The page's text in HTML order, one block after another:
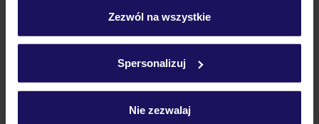
Szczegółowe informacje o plikach cookie znajdziesz
Zezwól na wszystkie
Spersonalizuj
Nie zezwalaj
Ważne informacje
Często zadawane pytania
Czy w Hotelu będzie przedstawiciel TUI?